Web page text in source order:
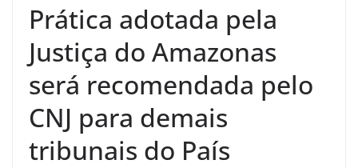
Prática adotada pela
Justiça do Amazonas
será recomendada pelo
CNJ para demais
tribunais do País